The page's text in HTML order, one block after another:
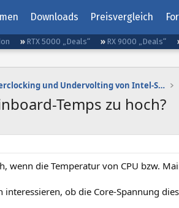
Downloads Preisvergleich
RTX 5000 „Deals“ RX 9000 „Deals“
Overclocking und Undervolting von Intel-Systemen
Temps zu hoch?
wenn die Temperatur von CPU bzw.
interessieren, ob die Core-Spannung